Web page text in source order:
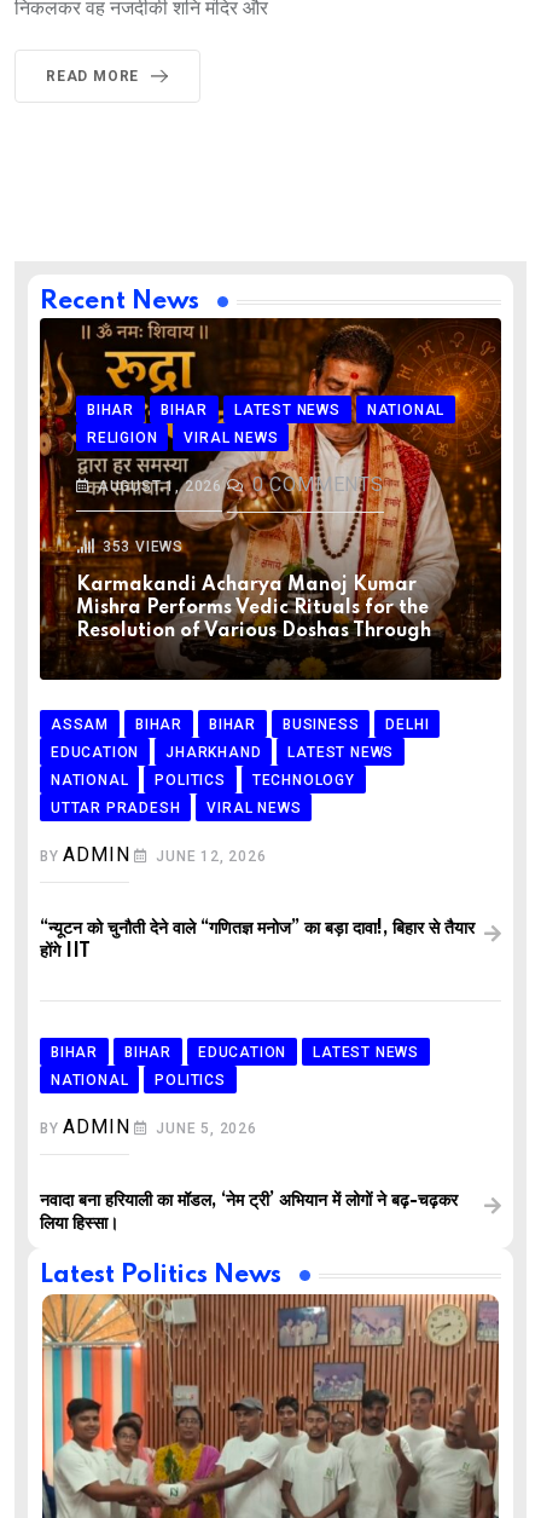
निकलकर वह नजदीकी शनि मंदिर और
READ MORE
Recent News
BIHAR BIHAR LATEST NEWS
NATIONAL
RELIGION
VIRAL NEWS
AUGUST 1, 2026 0COMMENTS
353 VIEWS
Karmakandi Acharya Manoj Kumar
Mishra Performs Vedic Rituals for the
Resolution of Various Doshas Through
ASSAM BIHAR BIHAR BUSINESS
DELHI
EDUCATION
JHARKHAND
LATEST NEWS
NATIONAL
POLITICS
TECHNOLOGY
UTTAR PRADESH
VIRAL NEWS
BYADMIN JUNE 12, 2026
“न्यूटन को चुनौती देने वाले “गणितज्ञ मनोज” का बड़ा दावा!, बिहार से तैयार
होंगे IIT
BIHAR BIHAR EDUCATION
LATEST NEWS
NATIONAL
POLITICS
BYADMIN JUNE 5, 2026
नवादा बना हरियाली का मॉडल, ‘नेम ट्री’ अभियान में लोगों ने बढ़-चढ़कर
लिया हिस्सा।
Latest Politics News